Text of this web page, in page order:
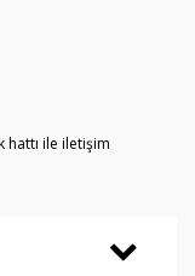
hattı ile iletişim